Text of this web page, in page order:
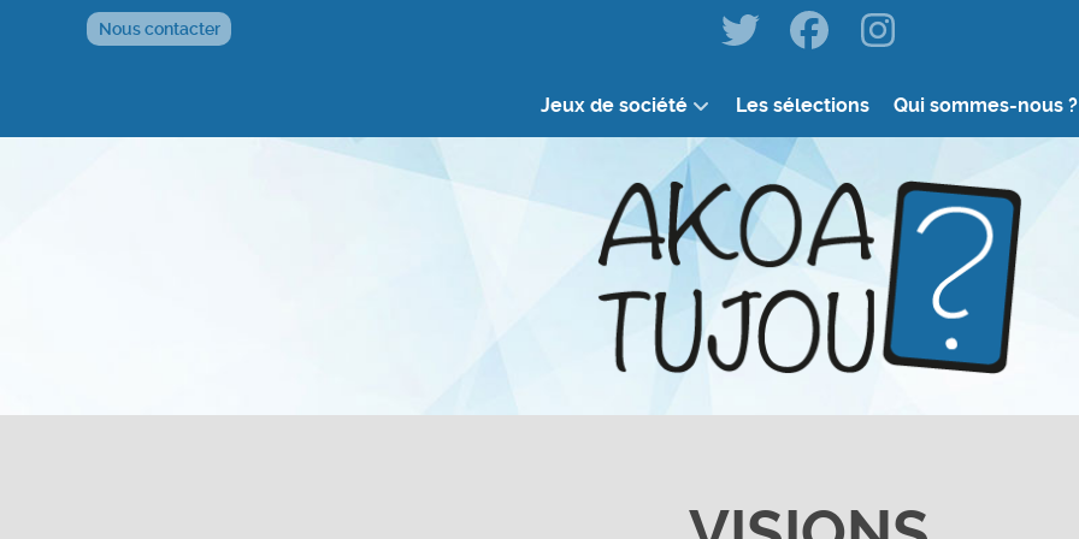
Nous contacter
Jeux de société Les sélections Qui sommes-nous ?